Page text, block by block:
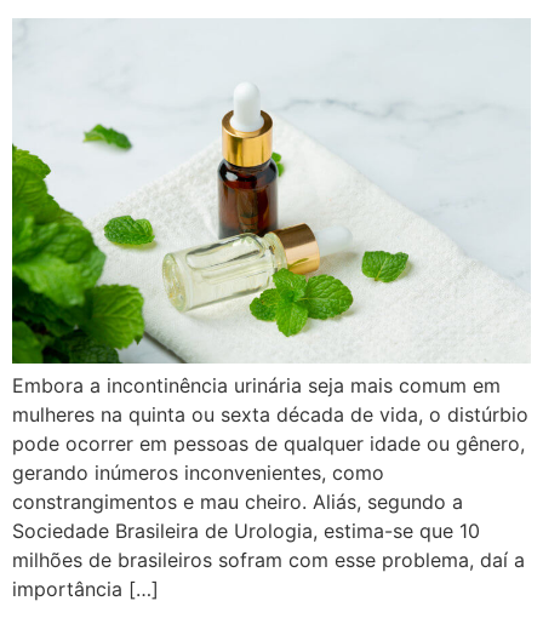
Embora a incontinência urinária seja mais comum em
mulheres na quinta ou sexta década de vida, o distúrbio
pode ocorrer em pessoas de qualquer idade ou gênero,
gerando inúmeros inconvenientes, como
constrangimentos e mau cheiro. Aliás, segundo a
Sociedade Brasileira de Urologia, estima-se que 10
milhões de brasileiros sofram com esse problema, daí a
importância […]